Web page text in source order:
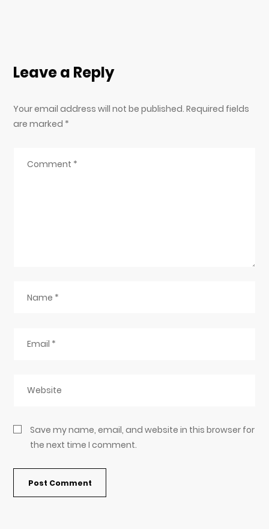
Leave a Reply
Your email address will not be published. Required fields
are marked *
Save my name, email, and website in this browser for
the next time I comment.